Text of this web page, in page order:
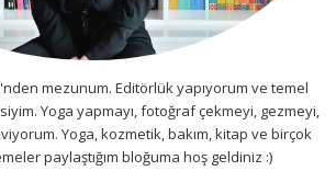
mezunum. Editörlük yapıyorum ve temel
Yoga yapmayı, fotoğraf çekmeyi, gezmeyi,
Yoga, kozmetik, bakım, kitap ve birçok
paylaştığım bloğuma hoş geldiniz :)